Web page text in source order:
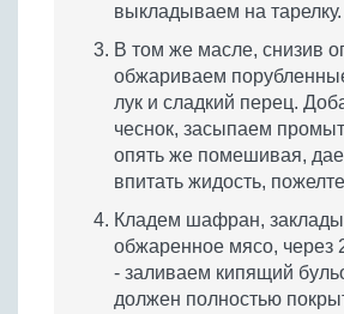
выкладываем на тарелку.
В том же масле, снизив
обжариваем
лук и сладкий перец.
чеснок, засыпаем
опять же помешивая,
впитать жидость,
Кладем шафран,
обжаренное мясо, через
- заливаем кипящий
должен полностью